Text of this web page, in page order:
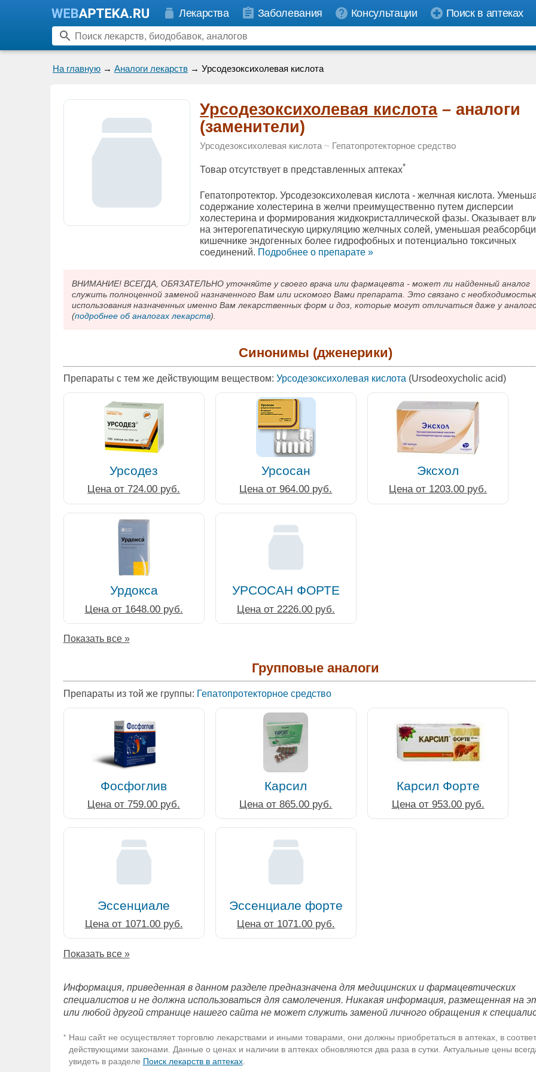
Лекарства Заболевания Консультации Поиск в аптеках
На главную → Аналоги лекарств → Урсодезоксихолевая кислота
Урсодезоксихолевая кислота– аналоги
(заменители)
Урсодезоксихолевая кислота ~ Гепатопротекторное средство
Товар отсутствует в представленных аптеках*
Гепатопротектор. Урсодезоксихолевая кислота - желчная кислота.
содержание холестерина в желчи преимущественно путем дисперсии
холестерина и формирования жидкокристаллической фазы. Оказывает
на энтерогепатическую циркуляцию желчных солей, уменьшая
кишечнике эндогенных более гидрофобных и потенциально токсичных
соединений. Подробнee о препарате »
ВНИМАНИЕ! ВСЕГДА, ОБЯЗАТЕЛЬНО уточняйте у своего врача или фармацевта - может ли найденный аналог
служить полноценной заменой назначенного Вам или искомого Вами препарата. Это связано с
использования назначенных именно Вам лекарственных форм и доз, которые могут отличаться даже у
(подробнее об аналогах лекарств).
Синонимы (дженерики)
Препараты с тем же действующим веществом: Урсодезоксихолевая кислота(Ursodeoxycholic acid)
Урсодез
Цена от 724.00 руб.
Урсосан
Цена от 964.00 руб.
Эксхол
Цена от 1203.00 руб.
Урдокса
Цена от 1648.00 руб.
УРСОСАН ФОРТЕ
Цена от 2226.00 руб.
Показать все »
Групповые аналоги
Препараты из той же группы: Гепатопротекторное средство
Фосфоглив
Цена от 759.00 руб.
Карсил
Цена от 865.00 руб.
Карсил Форте
Цена от 953.00 руб.
Эссенциале
Цена от 1071.00 руб.
Эссенциале форте
Цена от 1071.00 руб.
Показать все »
Информация, приведенная в данном разделе предназначена для медицинских и фармацевтических
специалистов и не должна использоваться для самолечения. Никакая информация, размещенная на
или любой другой странице нашего сайта не может служить заменой личного обращения к
* Наш сайт не осуществляет торговлю лекарствами и иными товарами, они должны приобретаться в аптеках, в
действующими законами. Данные о ценах и наличии в аптеках обновляются два раза в сутки. Актуальные цены
увидеть в разделе Поиск лекарств в аптеках.